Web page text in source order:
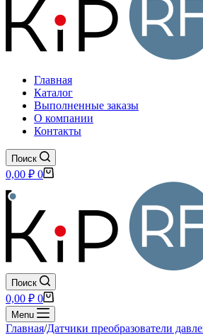
Главная
Каталог
Выполненные заказы
О компании
Контакты
Поиск
Корзина
0,00 ₽ 0
Поиск
Корзина
0,00 ₽ 0
Menu
Главная/Датчики преобразователи